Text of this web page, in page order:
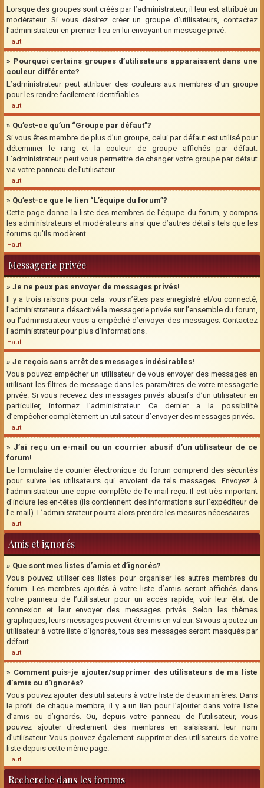
Lorsque des groupes sont créés par l’administrateur, il leur est attribué un
modérateur. Si vous désirez créer un groupe d’utilisateurs, contactez
l’administrateur en premier lieu en lui envoyant un message privé.
Haut
» Pourquoi certains groupes d’utilisateurs apparaissent dans une
couleur différente?
L’administrateur peut attribuer des couleurs aux membres d’un groupe
pour les rendre facilement identifiables.
Haut
» Qu’est-ce qu’un “Groupe par défaut”?
Si vous êtes membre de plus d’un groupe, celui par défaut est utilisé pour
déterminer le rang et la couleur de groupe affichés par défaut.
L’administrateur peut vous permettre de changer votre groupe par défaut
via votre panneau de l’utilisateur.
Haut
» Qu’est-ce que le lien “L’équipe du forum”?
Cette page donne la liste des membres de l’équipe du forum, y compris
les administrateurs et modérateurs ainsi que d’autres détails tels que les
forums qu’ils modèrent.
Haut
Messagerie privée
» Je ne peux pas envoyer de messages privés!
Il y a trois raisons pour cela: vous n’êtes pas enregistré et/ou connecté,
l’administrateur a désactivé la messagerie privée sur l’ensemble du forum,
ou l’administrateur vous a empêché d’envoyer des messages. Contactez
l’administrateur pour plus d’informations.
Haut
» Je reçois sans arrêt des messages indésirables!
Vous pouvez empêcher un utilisateur de vous envoyer des messages en
utilisant les filtres de message dans les paramètres de votre messagerie
privée. Si vous recevez des messages privés abusifs d’un utilisateur en
particulier, informez l’administrateur. Ce dernier a la possibilité
d’empêcher complètement un utilisateur d’envoyer des messages privés.
Haut
» J’ai reçu un e-mail ou un courrier abusif d’un utilisateur de ce
forum!
Le formulaire de courrier électronique du forum comprend des sécurités
pour suivre les utilisateurs qui envoient de tels messages. Envoyez à
l’administrateur une copie complète de l’e-mail reçu. Il est très important
d’inclure les en-têtes (ils contiennent des informations sur l’expéditeur de
l’e-mail). L’administrateur pourra alors prendre les mesures nécessaires.
Haut
Amis et ignorés
» Que sont mes listes d’amis et d’ignorés?
Vous pouvez utiliser ces listes pour organiser les autres membres du
forum. Les membres ajoutés à votre liste d’amis seront affichés dans
votre panneau de l’utilisateur pour un accès rapide, voir leur état de
connexion et leur envoyer des messages privés. Selon les thèmes
graphiques, leurs messages peuvent être mis en valeur. Si vous ajoutez un
utilisateur à votre liste d’ignorés, tous ses messages seront masqués par
défaut.
Haut
» Comment puis-je ajouter/supprimer des utilisateurs de ma liste
d’amis ou d’ignorés?
Vous pouvez ajouter des utilisateurs à votre liste de deux manières. Dans
le profil de chaque membre, il y a un lien pour l’ajouter dans votre liste
d’amis ou d’ignorés. Ou, depuis votre panneau de l’utilisateur, vous
pouvez ajouter directement des membres en saisissant leur nom
d’utilisateur. Vous pouvez également supprimer des utilisateurs de votre
liste depuis cette même page.
Haut
Recherche dans les forums